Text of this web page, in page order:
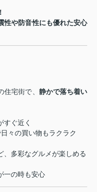
性や防音性にも優れた安心
宅街で、 静かで落ち着い
すぐ近く
々の買い物もラクラク
、多彩なグルメが楽しめる
一の時も安心